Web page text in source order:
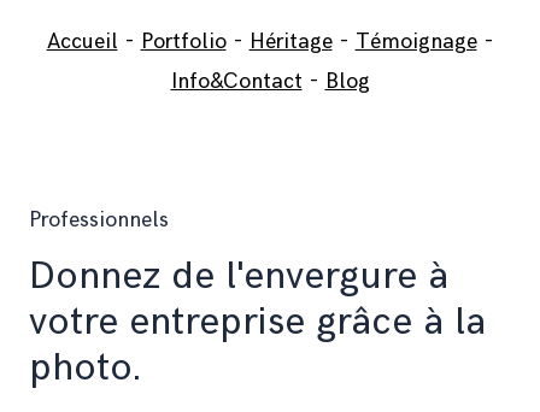
Accueil - Portfolio- Héritage- Témoignage-
Info&Contact - Blog
Professionnels
Donnez de l'envergure à
votre entreprise grâce à la
photo.